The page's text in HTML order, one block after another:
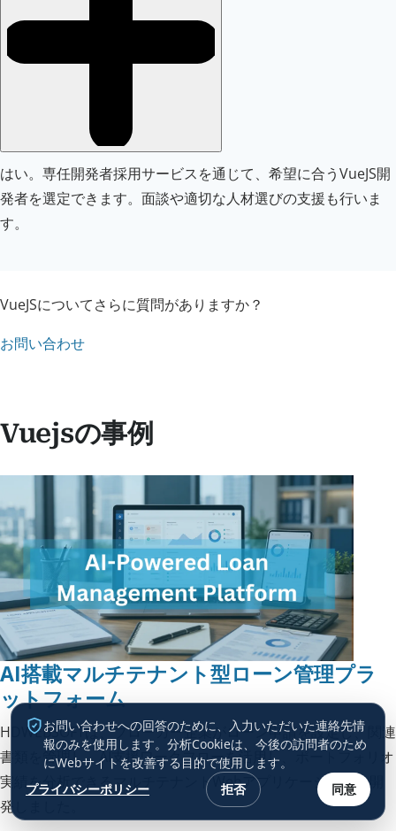
はい。専任開発者採用サービスを通じて、希望に合うVueJS開
発者を選定できます。面談や適切な人材選びの支援も行いま
す。
VueJSについてさらに質問がありますか？
お問い合わせ
Vuejsの事例
AI搭載マルチテナント型ローン管理プラ
ットフォーム
HDWEBSOFTは、ブローカー企業がローン申請を設定し、関連
書類を管理し、AI支援ワークフローを活用し、ポートフォリオ
実績を分析できるマルチテナントWebアプリケーションを開
発しました。
お問い合わせへの回答のために、入力いただいた連絡先情
報のみを使用します。分析Cookieは、今後の訪問者のため
にWebサイトを改善する目的で使用します。
プライバシーポリシー
拒否 同意